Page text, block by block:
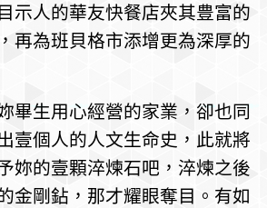
示人的華友快餐店夾其豊富的
再為班貝格市添增更為深厚的
畢生用心經營的家業，卻也同
壹個人的人文生命史，此就將
妳的壹顆淬煉石吧，淬煉之後
金剛鉆，那才耀眼奪目。有如